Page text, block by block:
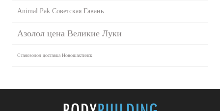
Animal Pak Советская Гавань
Азолол цена Великие Луки
Станозолол доставка Новошахтинск